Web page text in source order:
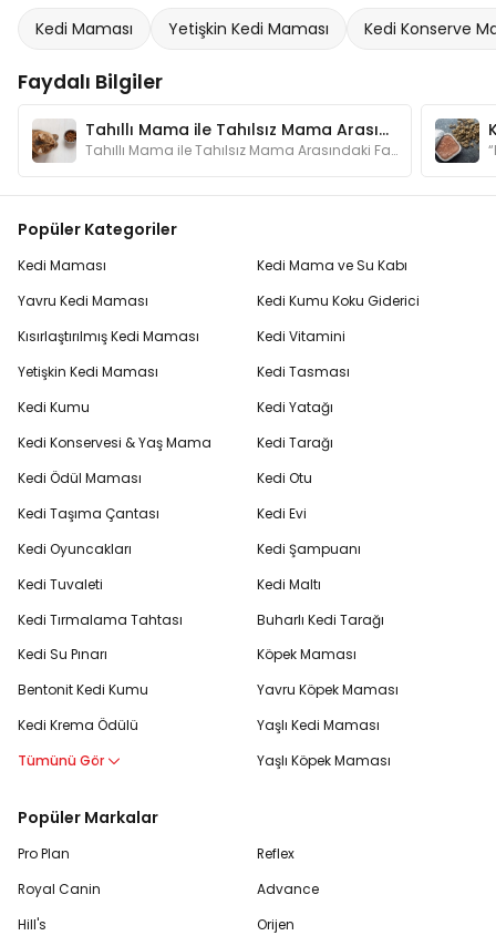
Kedi Maması Yetişkin Kedi Maması Kedi Konserve
Faydalı Bilgiler
Tahıllı Mama ile Tahılsız Mama Arasındaki Fark Nedir?
Tahıllı Mama ile Tahılsız Mama Arasındaki Fark Nedir?
Popüler Kategoriler
Kedi Maması
Yavru Kedi Maması
Kısırlaştırılmış Kedi Maması
Yetişkin Kedi Maması
Kedi Kumu
Kedi Konservesi & Yaş Mama
Kedi Ödül Maması
Kedi Taşıma Çantası
Kedi Oyuncakları
Kedi Tuvaleti
Kedi Tırmalama Tahtası
Kedi Su Pınarı
Bentonit Kedi Kumu
Kedi Krema Ödülü
Tümünü Gör
Kedi Mama ve Su Kabı
Kedi Kumu Koku Giderici
Kedi Vitamini
Kedi Tasması
Kedi Yatağı
Kedi Tarağı
Kedi Otu
Kedi Evi
Kedi Şampuanı
Kedi Maltı
Buharlı Kedi Tarağı
Köpek Maması
Yavru Köpek Maması
Yaşlı Kedi Maması
Yaşlı Köpek Maması
Popüler Markalar
Pro Plan
Royal Canin
Hill's
Reflex
Advance
Orijen